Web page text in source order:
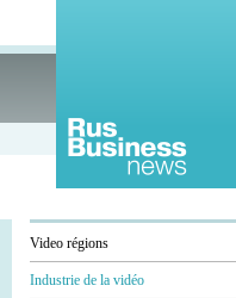
Video régions
Industrie de la vidéo